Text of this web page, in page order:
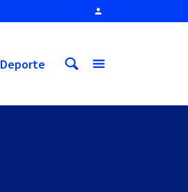
Deporte